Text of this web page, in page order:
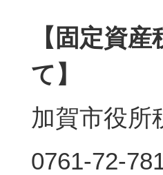
【固定資
て】
加賀市役所
0761-72-